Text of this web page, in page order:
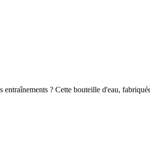
? Cette bouteille d'eau,